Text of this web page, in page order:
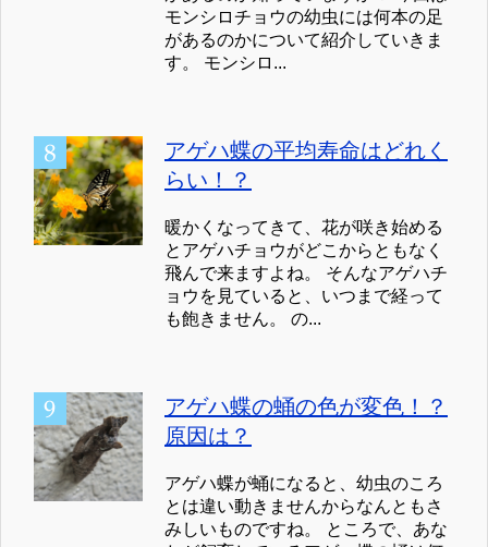
モンシロチョウの幼虫には何本の足
があるのかについて紹介していきま
す。 モンシロ...
アゲハ蝶の平均寿命はどれく
らい！？
暖かくなってきて、花が咲き始める
とアゲハチョウがどこからともなく
飛んで来ますよね。 そんなアゲハチ
ョウを見ていると、いつまで経って
も飽きません。 の...
アゲハ蝶の蛹の色が変色！？
原因は？
アゲハ蝶が蛹になると、幼虫のころ
とは違い動きませんからなんともさ
みしいものですね。 ところで、あな